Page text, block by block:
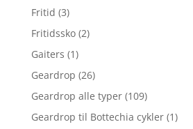
Fritid (3)
Fritidssko (2)
Gaiters (1)
Geardrop (26)
Geardrop alle typer (109)
Geardrop til Bottechia cykler (1)